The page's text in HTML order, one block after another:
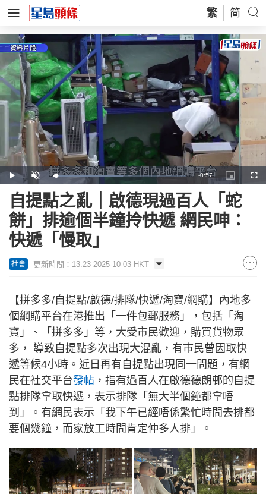
繁 简
Play Unmute Loaded:
52.42%
Remaining
Time
-0:57
Picture-
in-
自提點之亂｜啟德現過百人「蛇
餅」排逾個半鐘拎快遞 網民呻：
快遞「慢取」
社會 更新時間：13:23 2025-10-03 HKT
【拼多多/自提點/啟德/排隊/快遞/淘寶/網購】內地多
個網購平台在港推出「一件包郵服務」，包括「淘
寶」、「拼多多」等，大受市民歡迎，購買貨物眾
多， 導致自提點多次出現大混亂，有巿民曾因取快
遞等候4小時。近日再有自提點出現同一問題，有網
民在社交平台發帖 ，指有過百人在啟德德朗邨的自提
點排隊拿取快遞，表示排隊「無大半個鐘都拿唔
到」。有網民表示「我下午已經唔係繁忙時間去排都
要個幾鐘，而家放工時間肯定仲多人排」。